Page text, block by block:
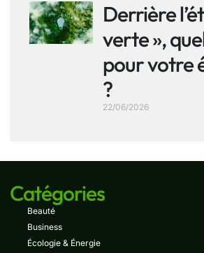
Derrière
verte »,
pour votre
?
22/06/2026
Catégories
Beauté
Business
Écologie & Énergie